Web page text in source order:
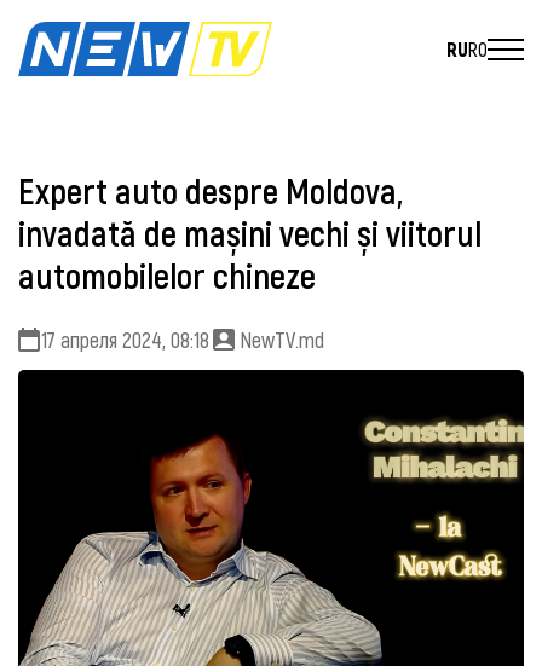
RURO
Expert auto despre Moldova,
invadată de mașini vechi și viitorul
automobilelor chineze
17 апреля 2024, 08:18 NewTV.md